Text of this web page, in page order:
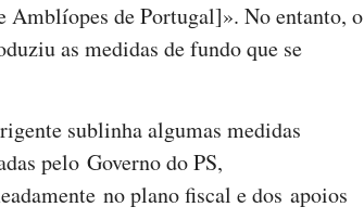
Amblíopes de Portugal]». No entanto, o
as medidas de fundo que se
sublinha algumas medidas
pelo Governo do PS,
no plano fiscal e dos apoios